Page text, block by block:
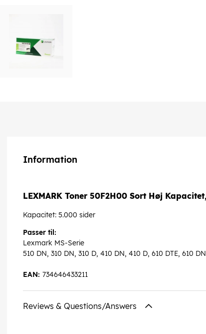
Information
LEXMARK Toner 50F2H00 Sort Høj
Kapacitet: 5.000 sider
Passer til:
Lexmark MS-Serie
510 DN, 310 DN, 310 D, 410 DN, 410 D, 610 DTE, 610
734646433211
EAN:
Reviews & Questions/Answers